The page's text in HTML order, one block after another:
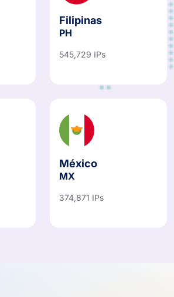
Filipinas
PH
545,729 IPs
México
MX
374,871 IPs